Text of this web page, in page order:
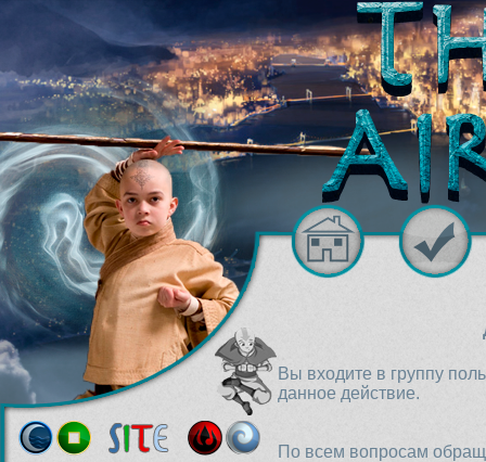
Вы входите в группу
данное действие.
По всем вопросам